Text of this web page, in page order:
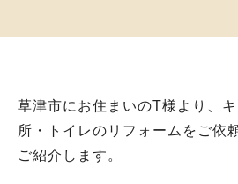
草津市にお住まいのT様より、
所・トイレのリフォームをご依
ご紹介します。